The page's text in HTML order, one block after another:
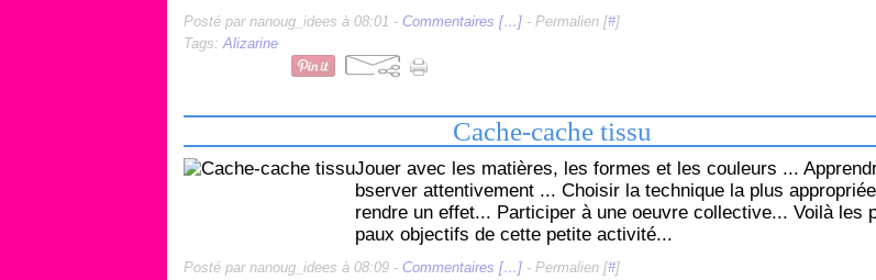
Posté par nanoug_idees à 08:01 - Commentaires [… ] - Permalien [#]
Tags:Alizarine
Cache-cache tissu
Jouer avec les matières, les formes et les couleurs ...
bserver attentivement ... Choisir la technique la plus
rendre un effet... Participer à une oeuvre collective... Voilà les
paux objectifs de cette petite activité...
Posté par nanoug_idees à 08:09 - Commentaires [… ] - Permalien [#]